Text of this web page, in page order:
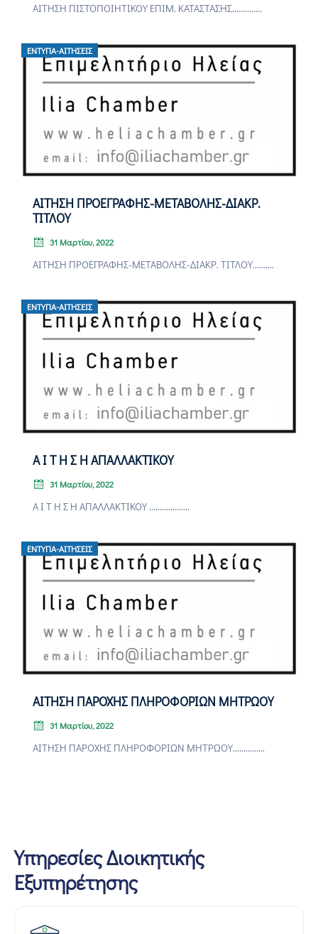
ΑΙΤΗΣΗ ΠΙΣΤΟΠΟΙΗΤΙΚΟΥ ΕΠΙΜ. ΚΑΤΑΣΤΑΣΗΣ..............
ΈΝΤΥΠΑ-ΑΙΤΉΣΕΙΣ
ΑΙΤΗΣΗ ΠΡΟΕΓΡΑΦΗΣ-ΜΕΤΑΒΟΛΗΣ-ΔΙΑΚΡ.
ΤΙΤΛΟΥ
31 Μαρτίου, 2022
ΑΙΤΗΣΗ ΠΡΟΕΓΡΑΦΗΣ-ΜΕΤΑΒΟΛΗΣ-ΔΙΑΚΡ. ΤΙΤΛΟΥ..........
ΈΝΤΥΠΑ-ΑΙΤΉΣΕΙΣ
Α Ι Τ Η Σ Η ΑΠΑΛΛΑΚΤΙΚΟΥ
31 Μαρτίου, 2022
Α Ι Τ Η Σ Η ΑΠΑΛΛΑΚΤΙΚΟΥ ...................
ΈΝΤΥΠΑ-ΑΙΤΉΣΕΙΣ
ΑΙΤΗΣΗ ΠΑΡΟΧΗΣ ΠΛΗΡΟΦΟΡΙΩΝ ΜΗΤΡΩΟΥ
31 Μαρτίου, 2022
ΑΙΤΗΣΗ ΠΑΡΟΧΗΣ ΠΛΗΡΟΦΟΡΙΩΝ ΜΗΤΡΩΟΥ...............
Υπηρεσίες Διοικητικής
Εξυπηρέτησης